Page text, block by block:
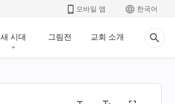
모바일 앱 한국어
새 시대 그림전 교회 소개